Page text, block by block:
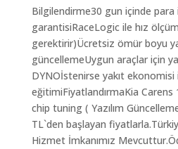
Bilgilendirme30 gun içinde para
garantisiRaceLogic ile hız
gerektirir)Ücretsiz ömür boyu
güncellemeUygun araçlar için
DYNOİstenirse yakıt ekonomisi
eğitimiFiyatlandırmaKia Carens
chip tuning ( Yazılım
TL`den başlayan
Hizmet İmkanımız